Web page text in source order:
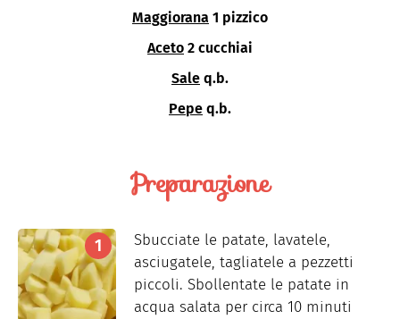
Maggiorana 1 pizzico
Aceto 2 cucchiai
Sale q.b.
Pepe q.b.
Preparazione
Sbucciate le patate, lavatele,
asciugatele, tagliatele a pezzetti
piccoli. Sbollentate le patate in
acqua salata per circa 10 minuti